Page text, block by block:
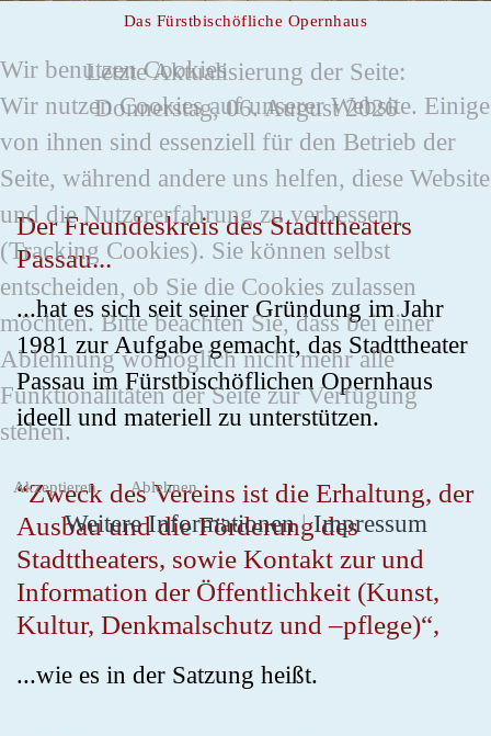
Das Fürstbischöfliche Opernhaus
Letzte Aktualisierung der Seite:
Donnerstag, 06. August 2026
Der Freundeskreis des Stadttheaters
Passau...
...hat es sich seit seiner Gründung im Jahr
1981 zur Aufgabe gemacht, das Stadttheater
Passau im Fürstbischöflichen Opernhaus
ideell und materiell zu unterstützen.
“Zweck des Vereins ist die Erhaltung, der
Ausbau und die Förderung des
Stadttheaters, sowie Kontakt zur und
Information der Öffentlichkeit (Kunst,
Kultur, Denkmalschutz und –pflege)“,
...wie es in der Satzung heißt.
Wir benutzen Cookies
Wir nutzen Cookies auf unserer Website. Einige
von ihnen sind essenziell für den Betrieb der
Seite, während andere uns helfen, diese Website
und die Nutzererfahrung zu verbessern
(Tracking Cookies). Sie können selbst
entscheiden, ob Sie die Cookies zulassen
möchten. Bitte beachten Sie, dass bei einer
Ablehnung womöglich nicht mehr alle
Funktionalitäten der Seite zur Verfügung
stehen.
Akzeptieren Ablehnen
Weitere Informationen|Impressum